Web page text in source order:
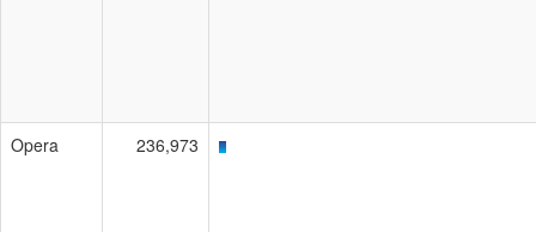
Opera 236,973